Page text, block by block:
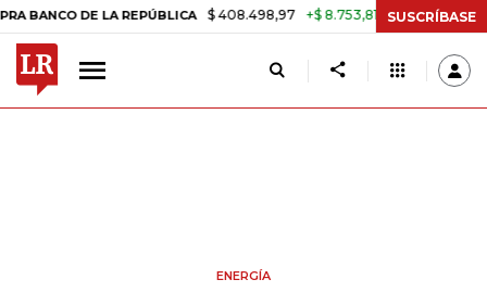
DE LA REPÚBLICA $ 408.498,97 +$ 8.753,81 +2,19% TASA DE
SUSCRÍBASE
ENERGÍA